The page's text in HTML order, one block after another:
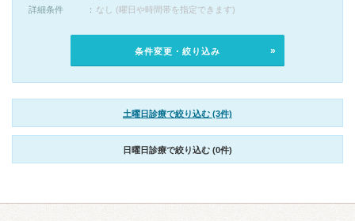
詳細条件
なし (曜日や時間帯を指定できます)
条件変更・絞り込み
土曜日診療で絞り込む (3件)
日曜日診療で絞り込む (0件)